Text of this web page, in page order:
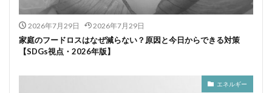
2026年7月29日 2026年7月29日
家庭のフードロスはなぜ減らない？原因と今日からできる対策
【SDGs視点・2026年版】
エネルギー